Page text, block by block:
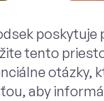
tento
otázky,
aby